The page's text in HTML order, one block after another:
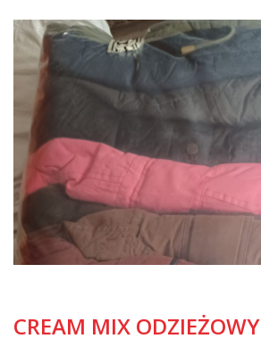
CREAM MIX ODZIEŻOWY